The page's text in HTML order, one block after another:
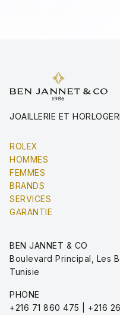
JOAILLERIE ET
ROLEX
HOMMES
FEMMES
BRANDS
SERVICES
GARANTIE
BEN JANNET & CO
Boulevard Principal, Les
Tunisie
PHONE
+216 71 860 475 | +216